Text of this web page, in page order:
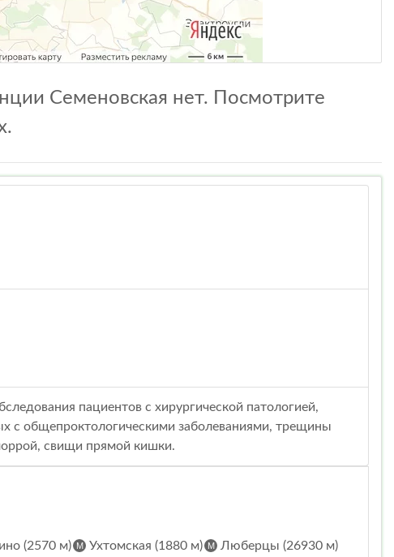
Семеновская нет. Посмотрите
пациентов с хирургической патологией,
с общепроктологическими заболеваниями, трещины
свищи прямой кишки.
(2570 м) Ухтомская (1880 м) Люберцы (26930 м)